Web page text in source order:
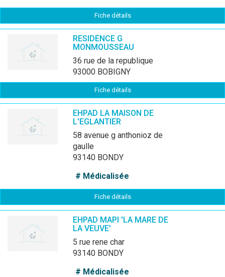
Fiche détails
RESIDENCE G
MONMOUSSEAU
36 rue de la republique
93000 BOBIGNY
Fiche détails
EHPAD LA MAISON DE
L'EGLANTIER
58 avenue g anthonioz de
gaulle
93140 BONDY
# Médicalisée
Fiche détails
EHPAD MAPI 'LA MARE DE
LA VEUVE'
5 rue rene char
93140 BONDY
# Médicalisée